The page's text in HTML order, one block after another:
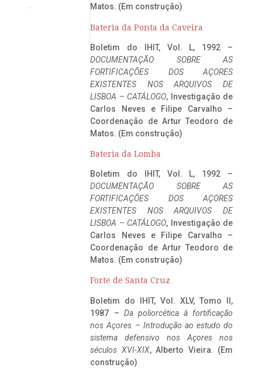
Matos. (Em construção)
Bateria da Ponta da Caveira
Boletim do IHIT, Vol. L, 1992 –
DOCUMENTAÇÃO SOBRE AS
FORTIFICAÇÕES DOS AÇORES
EXISTENTES NOS ARQUIVOS DE
LISBOA – CATÁLOGO, Investigação de
Carlos Neves e Filipe Carvalho –
Coordenação de Artur Teodoro de
Matos. (Em construção)
Bateria da Lomba
Boletim do IHIT, Vol. L, 1992 –
DOCUMENTAÇÃO SOBRE AS
FORTIFICAÇÕES DOS AÇORES
EXISTENTES NOS ARQUIVOS DE
LISBOA – CATÁLOGO, Investigação de
Carlos Neves e Filipe Carvalho –
Coordenação de Artur Teodoro de
Matos. (Em construção)
Forte de Santa Cruz
Boletim do IHIT, Vol. XLV, Tomo II,
1987 – Da poliorcética à fortificação
nos Açores – Introdução ao estudo do
sistema defensivo nos Açores nos
séculos XVI-XIX, Alberto Vieira. (Em
construção)